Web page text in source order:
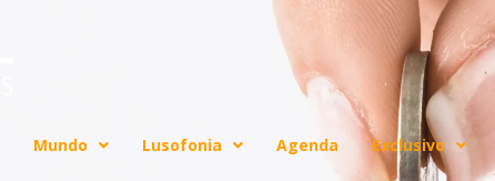
Mundo Lusofonia Agenda Exclusivo